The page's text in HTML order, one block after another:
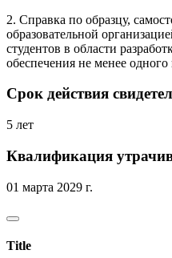
2. Справка по образцу,
образовательной
студентов в области
обеспечения не менее одного
Срок действия
5 лет
Квалификация
01 марта 2029 г.
Title